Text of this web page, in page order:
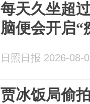
每天久坐超
脑便会开启“
日照日报 2026-08-
贾冰饭局偷